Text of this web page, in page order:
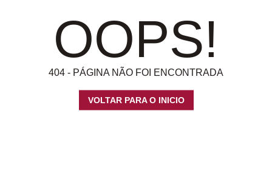
OOPS!
404 - PÁGINA NÃO FOI ENCONTRADA
VOLTAR PARA O INICIO